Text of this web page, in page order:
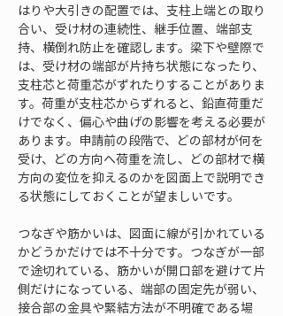
はりや大引きの配置では、支柱上端との取り
合い、受け材の連続性、継手位置、端部支
持、横倒れ防止を確認します。梁下や壁際で
は、受け材の端部が片持ち状態になったり、
支柱芯と荷重芯がずれたりすることがありま
す。荷重が支柱芯からずれると、鉛直荷重だ
けでなく、偏心や曲げの影響を考える必要が
あります。申請前の段階で、どの部材が何を
受け、どの方向へ荷重を流し、どの部材で横
方向の変位を抑えるのかを図面上で説明でき
る状態にしておくことが望ましいです。
つなぎや筋かいは、図面に線が引かれている
かどうかだけでは不十分です。つなぎが一部
で途切れている、筋かいが開口部を避けて片
側だけになっている、端部の固定先が弱い、
接合部の金具や緊結方法が不明確である場